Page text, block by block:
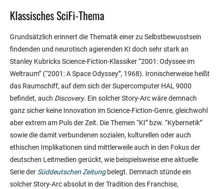
Klassisches SciFi-Thema
Grundsätzlich erinnert die Thematik einer zu Selbstbewusstsein
findenden und neurotisch agierenden KI doch sehr stark an
Stanley Kubricks Science-Fiction-Klassiker “2001: Odyssee im
Weltraum” (“2001: A Space Odyssey”, 1968). Ironischerweise heißt
das Raumschiff, auf dem sich der Supercomputer HAL 9000
befindet, auch Discovery. Ein solcher Story-Arc wäre demnach
ganz sicher keine Innovation im Science-Fiction-Genre, gleichwohl
aber extrem am Puls der Zeit. Die Themen “KI” bzw. “Kybernetik”
sowie die damit verbundenen sozialen, kulturellen oder auch
ethischen Implikationen sind mittlerweile auch in den Fokus der
deutschen Leitmedien gerückt, wie beispielsweise eine aktuelle
Serie der Süddeutschen Zeitungbelegt. Demnach stünde ein
solcher Story-Arc absolut in der Tradition des Franchise,